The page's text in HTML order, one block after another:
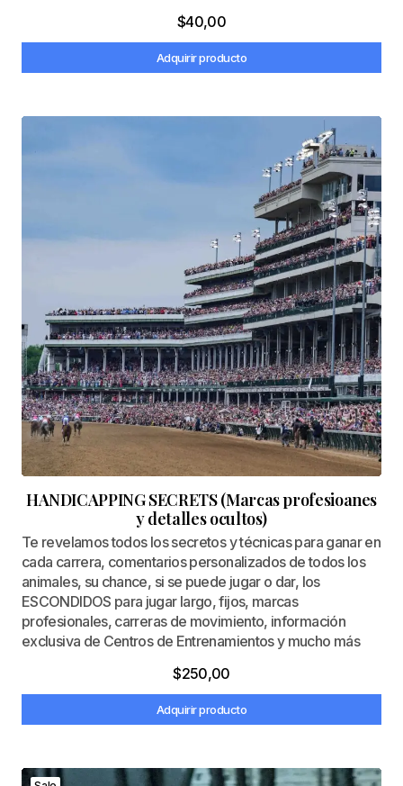
$40,00
Adquirir producto
HANDICAPPING SECRETS (Marcas profesioanes
y detalles ocultos)
Te revelamos todos los secretos y técnicas para ganar en
cada carrera, comentarios personalizados de todos los
animales, su chance, si se puede jugar o dar, los
ESCONDIDOS para jugar largo, fijos, marcas
profesionales, carreras de movimiento, información
exclusiva de Centros de Entrenamientos y mucho más
$250,00
Adquirir producto